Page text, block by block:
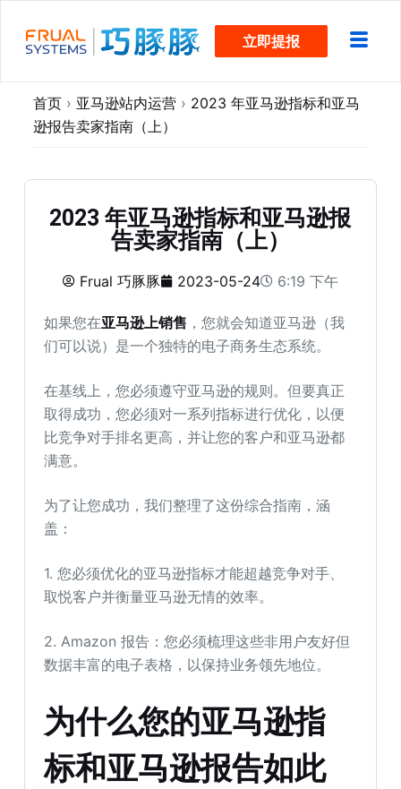
过
立即提报
首页 › 亚马逊站内运营 › 2023 年亚马逊指标和亚马
逊报告卖家指南（上）
2023 年亚马逊指标和亚马逊报
告卖家指南（上）
Frual 巧豚豚 2023-05-24 6:19 下午
如果您在亚马逊上销售 ，您就会知道亚马逊（我
们可以说）是一个独特的电子商务生态系统。
在基线上，您必须遵守亚马逊的规则。但要真正
取得成功，您必须对一系列指标进行优化，以便
比竞争对手排名更高，并让您的客户和亚马逊都
满意。
为了让您成功，我们整理了这份综合指南，涵
盖：
1. 您必须优化的亚马逊指标才能超越竞争对手、
取悦客户并衡量亚马逊无情的效率。
2. Amazon 报告：您必须梳理这些非用户友好但
数据丰富的电子表格，以保持业务领先地位。
为什么您的亚马逊指
标和亚马逊报告如此